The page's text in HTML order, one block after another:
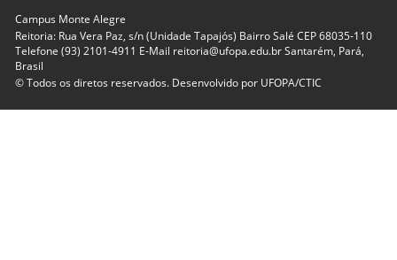
Campus Monte Alegre
Reitoria: Rua Vera Paz, s/n (Unidade Tapajós) Bairro Salé CEP 68035-110
Telefone (93) 2101-4911 E-Mail reitoria@ufopa.edu.br Santarém, Pará,
Brasil
© Todos os diretos reservados. Desenvolvido por UFOPA/CTIC